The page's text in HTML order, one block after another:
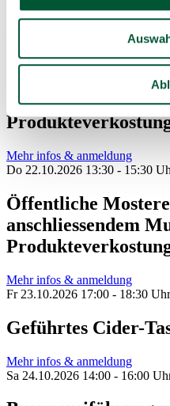
Mehr infos & anmeldung
So 18.10.2026 13:00 - 15:00
Öffentliche
anschliessendem
Mehr infos & anmeldung
Do 22.10.2026 13:30 - 15:30
Öffentliche
anschliessendem
Mehr infos & anmeldung
Fr 23.10.2026 17:00 - 18:30 Uhr
Geführtes Cider-
Mehr infos & anmeldung
Sa 24.10.2026 14:00 - 16:00